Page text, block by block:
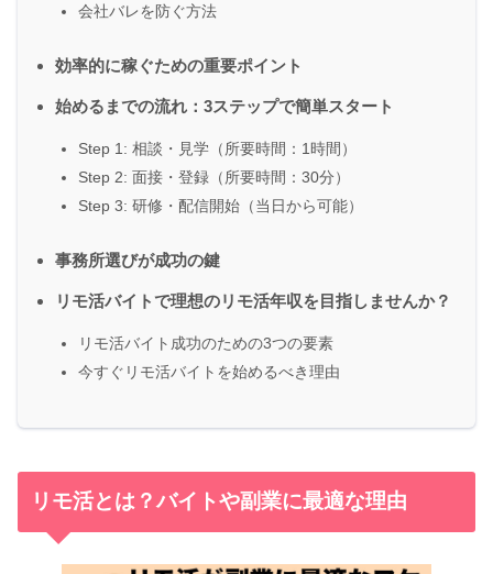
会社バレを防ぐ方法
効率的に稼ぐための重要ポイント
始めるまでの流れ：3ステップで簡単スタート
Step 1: 相談・見学（所要時間：1時間）
Step 2: 面接・登録（所要時間：30分）
Step 3: 研修・配信開始（当日から可能）
事務所選びが成功の鍵
リモ活バイトで理想のリモ活年収を目指しませんか？
リモ活バイト成功のための3つの要素
今すぐリモ活バイトを始めるべき理由
リモ活とは？バイトや副業に最適な理由